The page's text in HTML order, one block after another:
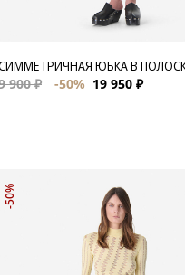
ЮБКА В
900 ₽
-50% 19 950 ₽
-50%